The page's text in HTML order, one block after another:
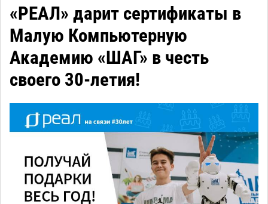
«РЕАЛ» дарит сертификаты в
Малую Компьютерную
Академию «ШАГ» в честь
своего 30-летия!